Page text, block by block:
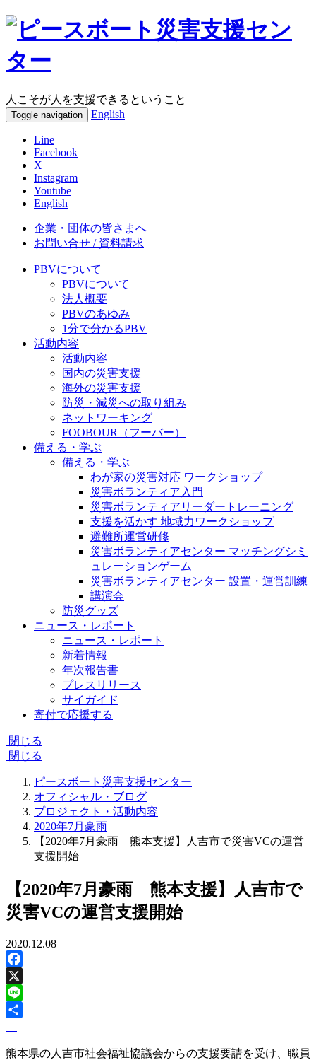
人こそが人を支援できるということ
Toggle navigation English
Line
Facebook
X
Instagram
Youtube
English
企業・団体の皆さまへ
お問い合せ / 資料請求
PBVについて
PBVについて
法人概要
PBVのあゆみ
1分で分かるPBV
活動内容
活動内容
国内の災害支援
海外の災害支援
防災・減災への取り組み
ネットワーキング
FOOBOUR（フーバー）
備える・学ぶ
備える・学ぶ
わが家の災害対応 ワークショップ
災害ボランティア入門
災害ボランティアリーダートレーニング
支援を活かす 地域力ワークショップ
避難所運営研修
災害ボランティアセンター マッチングシミ
ュレーションゲーム
災害ボランティアセンター 設置・運営訓練
講演会
防災グッズ
ニュース・レポート
ニュース・レポート
新着情報
年次報告書
プレスリリース
サイガイド
寄付で応援する
閉じる
閉じる
ピースボート災害支援センター
オフィシャル・ブログ
プロジェクト・活動内容
2020年7月豪雨
【2020年7月豪雨 熊本支援】人吉市で災害VCの運営
支援開始
【2020年7月豪雨 熊本支援】人吉市で
災害VCの運営支援開始
2020.12.08
Facebook
X
Line
熊本県の人吉市社会福祉協議会からの支援要請を受け、職員